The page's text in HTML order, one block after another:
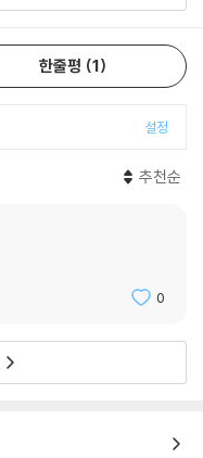
한줄평 1
설정
추천순
0